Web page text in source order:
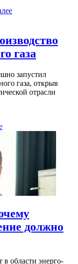
газа
запустил
газа, открыв
отрасли
должно
области энерго-